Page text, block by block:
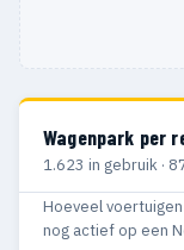
Wagenpark per
1.623 in gebruik ·
Hoeveel
nog actief op een